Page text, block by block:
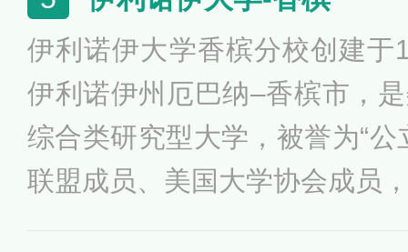
院位列全美第8，商学院本科
第11和第18。
伊利诺伊大学香槟分校创建于
伊利诺伊州厄巴纳–香槟市，
综合类研究型大学，被誉为“公
联盟成员、美国大学协会成员